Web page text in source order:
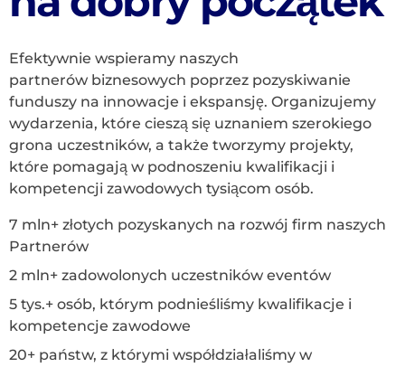
Efektywnie wspieramy naszych
partnerów biznesowych poprzez pozyskiwanie
funduszy na innowacje i ekspansję. Organizujemy
wydarzenia, które cieszą się uznaniem szerokiego
grona uczestników, a także tworzymy projekty,
które pomagają w podnoszeniu kwalifikacji i
kompetencji zawodowych tysiącom osób.
7 mln+ złotych pozyskanych na rozwój firm naszych
Partnerów
2 mln+ zadowolonych uczestników eventów
5 tys.+ osób, którym podnieśliśmy kwalifikacje i
kompetencje zawodowe
20+ państw, z którymi współdziałaliśmy w